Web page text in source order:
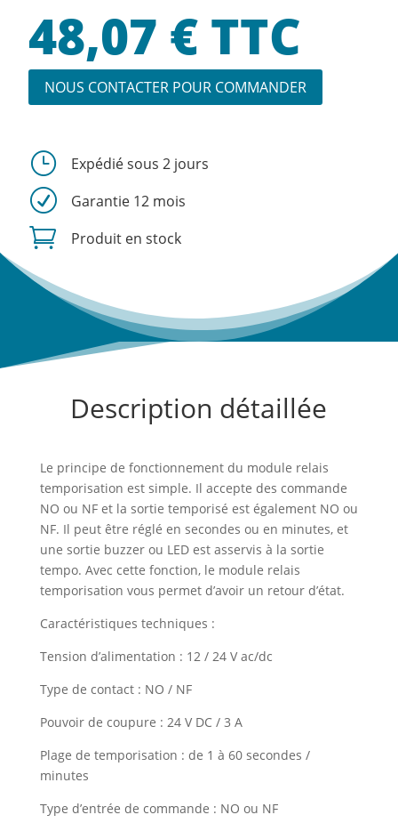
48,07 € TTC
NOUS CONTACTER POUR COMMANDER
} Expédié sous 2 jours
R Garantie 12 mois
 Produit en stock
Description détaillée
Le principe de fonctionnement du module relais
temporisation est simple. Il accepte des commande
NO ou NF et la sortie temporisé est également NO ou
NF. Il peut être réglé en secondes ou en minutes, et
une sortie buzzer ou LED est asservis à la sortie
tempo. Avec cette fonction, le module relais
temporisation vous permet d’avoir un retour d’état.
Caractéristiques techniques :
Tension d’alimentation : 12 / 24 V ac/dc
Type de contact : NO / NF
Pouvoir de coupure : 24 V DC / 3 A
Plage de temporisation : de 1 à 60 secondes /
minutes
Type d’entrée de commande : NO ou NF